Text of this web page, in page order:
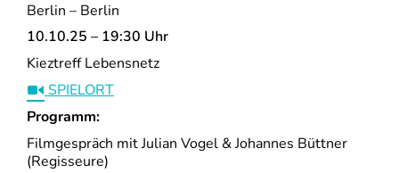
Berlin – Berlin
10.10.25 – 19:30 Uhr
Kieztreff Lebensnetz
SPIELORT
Programm:
Filmgespräch mit Julian Vogel & Johannes Büttner
(Regisseure)